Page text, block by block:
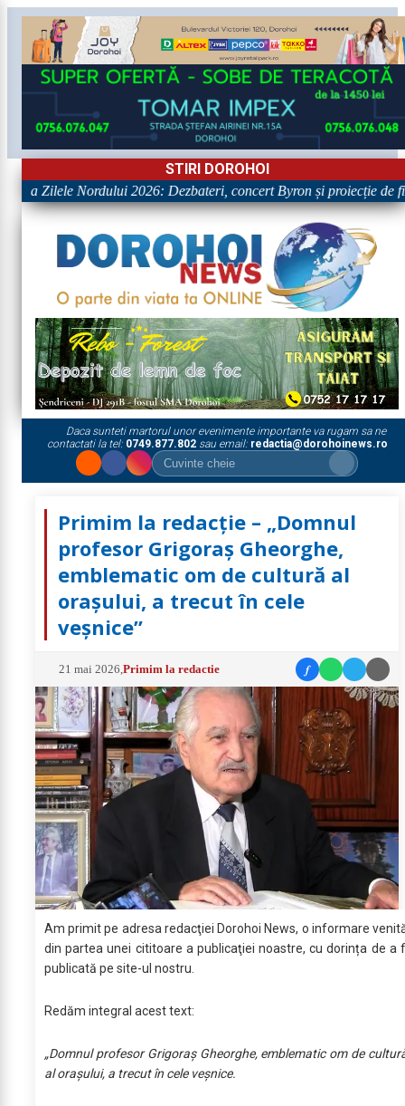
STIRI DOROHOI
la Zilele Nordului 2026: Dezbateri, concert Byron și proiecție de
Daca sunteti martorul unor evenimente importante va rugam sa ne
contactati la tel: 0749.877.802sau email: redactia@dorohoinews.ro
Primim la redacție – „Domnul
profesor Grigoraș Gheorghe,
emblematic om de cultură al
orașului, a trecut în cele
veșnice”
21 mai 2026 ,Primim la redactie f
Am primit pe adresa redacţiei Dorohoi News, o informare
din partea unei cititoare a publicaţiei noastre, cu dorința de a
publicată pe site-ul nostru.
Redăm integral acest text:
„Domnul profesor Grigoraș Gheorghe, emblematic om de
al orașului, a trecut în cele veșnice.